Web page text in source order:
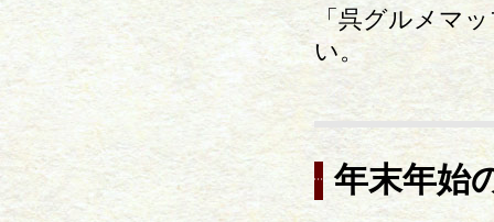
「呉グルメマ
い。
年末年始